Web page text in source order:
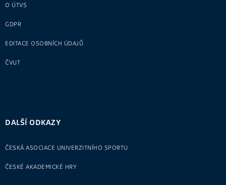
O ÚTVS
GDPR
EDITACE OSOBNÍCH ÚDAJŮ
ČVUT
DALŠÍ ODKAZY
ČESKÁ ASOCIACE UNIVERZITNÍHO SPORTU
ČESKÉ AKADEMICKÉ HRY